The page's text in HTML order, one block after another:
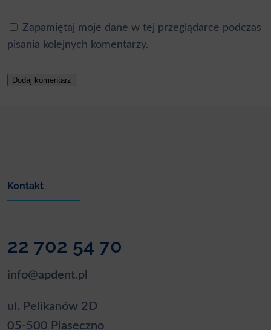
Zapamiętaj moje dane w tej przeglądarce podczas
pisania kolejnych komentarzy.
Kontakt
22 702 54 70
info@apdent.pl
ul. Pelikanów 2D
05-500 Piaseczno